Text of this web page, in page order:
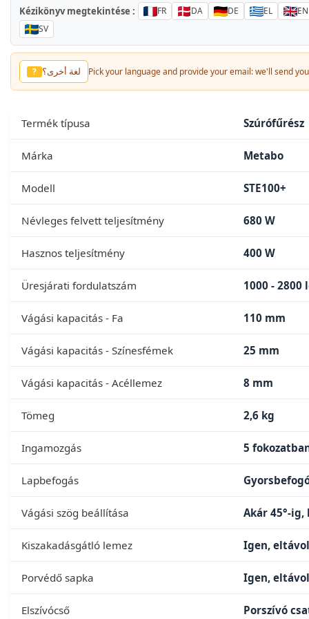
Kézikönyv megtekintése : FR DA DE EL
EN
SV
? Baska dil? Pick your language and provide your email: we'll send
Termék típusa Szúrófűrész
Márka Metabo
Modell STE100+
Névleges felvett teljesítmény 680 W
Hasznos teljesítmény 400 W
Üresjárati fordulatszám 1000 -
Vágási kapacitás - Fa 110 mm
Vágási kapacitás - Színesfémek 25 mm
Vágási kapacitás - Acéllemez 8 mm
Tömeg 2,6 kg
Ingamozgás 5
Lapbefogás
Vágási szög beállítása Akár 45°-ig,
Kiszakadásgátló lemez Igen,
Porvédő sapka Igen,
Elszívócső Porszívó